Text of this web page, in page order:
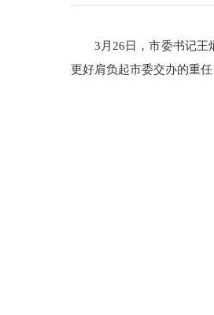
3月26日，市委书记王
更好肩负起市委交办的重